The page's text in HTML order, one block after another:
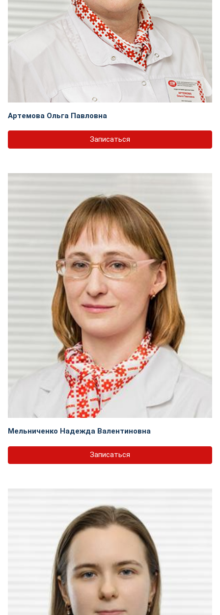
Артемова Ольга Павловна
Записаться
Мельниченко Надежда Валентиновна
Записаться